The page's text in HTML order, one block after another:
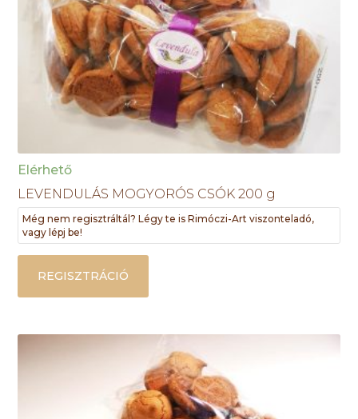
Elérhető
LEVENDULÁS MOGYORÓS CSÓK 200 g
Még nem regisztráltál? Légy te is Rimóczi-Art viszonteladó,
vagy lépj be!
REGISZTRÁCIÓ